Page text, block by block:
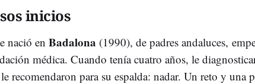
inicios
nació en Badalona (1990), de padres andaluces,
médica. Cuando tenía cuatro años, le
recomendaron para su espalda: nadar. Un reto y una